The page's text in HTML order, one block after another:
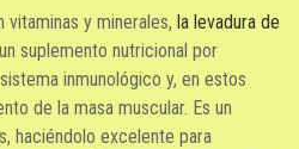
vitaminas y minerales, la levadura de
suplemento nutricional por
inmunológico y, en estos
de la masa muscular. Es un
haciéndolo excelente para